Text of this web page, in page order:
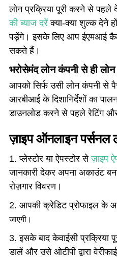
लोन प्रक्रिया पूरी करने से
की ब्याज दरेंक्या-क्या शुल्क देने
पड़ेंगे। इसके लिए आप ईएमआई
सकते हैं।
भरोसेमंद लोन कंपनी से ही
आपको सिर्फ उसी लोन कंपनी से
आरबीआई के दिशानिर्देशों का
डाउनलोड करने से पहले रेटिंग
ज़ाइप ऑनलाइन पर्सनल
1. प्लेस्टोर या ऐपस्टोर सेज़ाइप
जानकारी देकर अपना अकाउंट
रोज़गार विवरण।
2. आपकी क्रेडिट प्रोफाइल के
जाएगी।
3. इसके बाद केवाईसी प्रक्रिया
डालें और उसे ओटीपी द्वारा